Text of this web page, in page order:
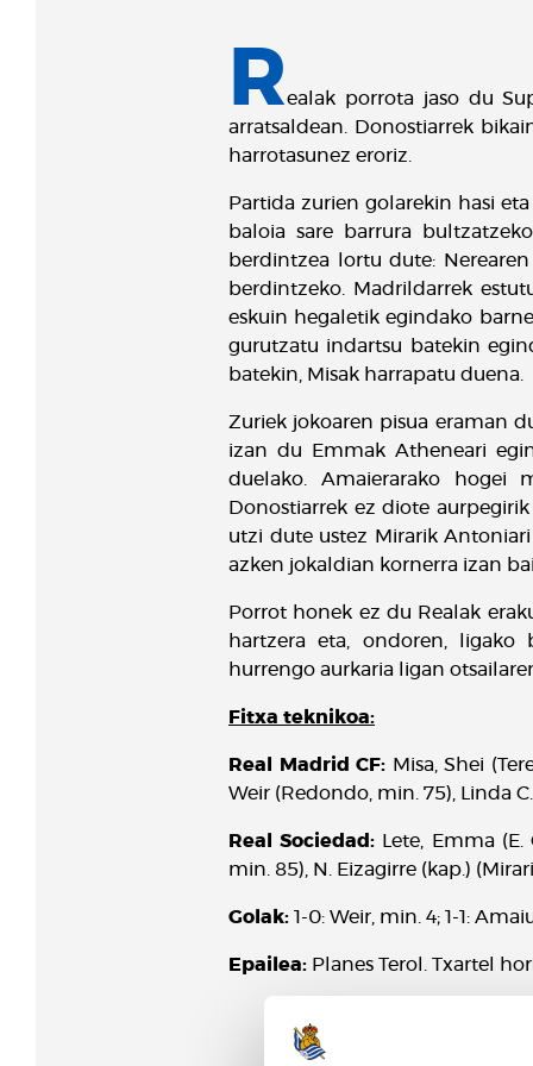
Realak porrota jaso du
arratsaldean. Donostiarrek
harrotasunez eroriz.
Partida zurien golarekin hasi
baloia sare barrura
berdintzea lortu dute:
berdintzeko. Madrildarrek
eskuin hegaletik egindako
gurutzatu indartsu batekin
batekin, Misak harrapatu duena.
Zuriek jokoaren pisua eraman
izan du Emmak Atheneari
duelako. Amaierarako hogei
Donostiarrek ez diote
utzi dute ustez Mirarik
azken jokaldian kornerra izan
Porrot honek ez du Realak
hartzera eta, ondoren, ligako
hurrengo aurkaria ligan
Fitxa teknikoa:
Real Madrid CF: Misa, Shei
Weir (Redondo, min. 75), Linda
Real Sociedad:
Lete, Emma
min. 85), N. Eizagirre (kap.)
Golak: 1-0: Weir, min. 4; 1-1:
Epailea: Planes Terol. Txartel